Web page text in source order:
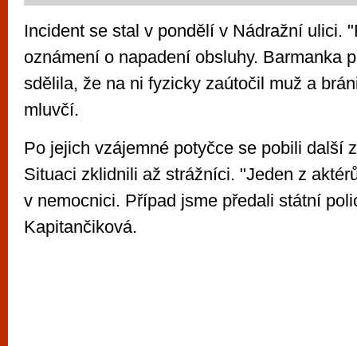
Incident se stal v pondělí v Nádražní ulici.
oznámení o napadení obsluhy. Barmanka
sdělila, že na ni fyzicky zaútočil muž a
mluvčí.
Po jejich vzájemné potyčce se pobili další
Situaci zklidnili až strážníci. "Jeden z
v nemocnici. Případ jsme předali státní
Kapitančiková.